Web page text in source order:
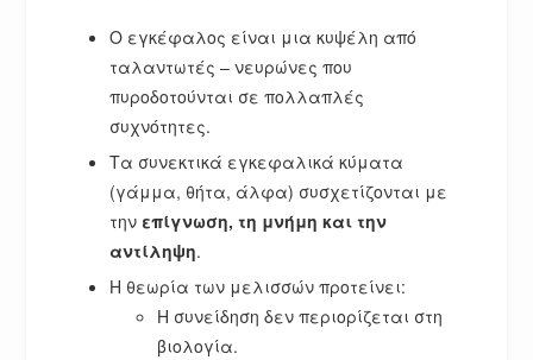
Ο εγκέφαλος είναι μια κυψέλη από
ταλαντωτές – νευρώνες που
πυροδοτούνται σε πολλαπλές
συχνότητες.
Τα συνεκτικά εγκεφαλικά κύματα
(γάμμα, θήτα, άλφα) συσχετίζονται με
την επίγνωση, τη μνήμη και την
αντίληψη.
Η θεωρία των μελισσών προτείνει:
Η συνείδηση δεν περιορίζεται στη
βιολογία.